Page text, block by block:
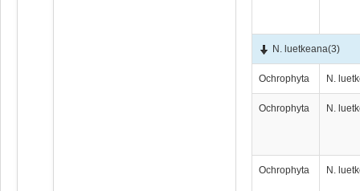
N. luetkeana(3)
Ochrophyta N.
Ochrophyta N.
Ochrophyta N.